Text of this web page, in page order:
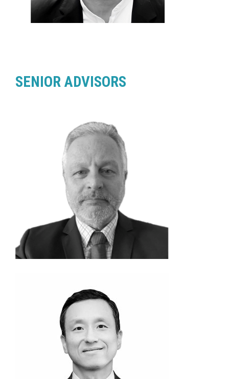
SENIOR ADVISORS